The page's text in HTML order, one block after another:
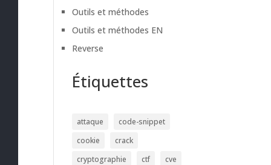
Outils et méthodes
Outils et méthodes EN
Reverse
Étiquettes
attaque
code-snippet
cookie
crack
cryptographie
ctf
cve